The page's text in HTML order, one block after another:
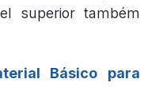
superior também
Básico para